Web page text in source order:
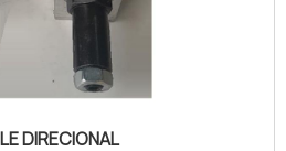
DIRECIONAL